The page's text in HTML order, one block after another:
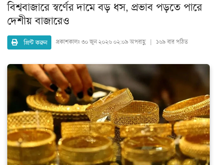
বিশ্ববাজারে স্বর্ণের দামে বড় ধস, প্রভাব পড়তে পারে
দেশীয় বাজারেও
প্রিন্ট করুন প্রকাশকালঃ ৩০ জুন ২০২৬ ০২:০৯ অপরাহ্ণ | ১৬৯ বার পঠিত